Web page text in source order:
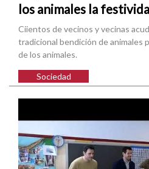
los animales la
Ciientos de vecinos y vecinas
tradicional bendición de animales
de los animales.
Sociedad